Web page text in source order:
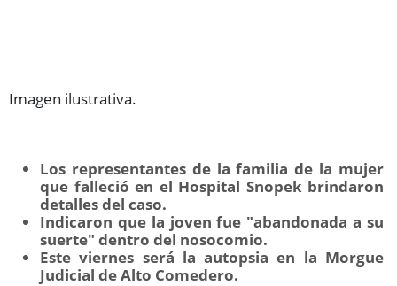
Imagen ilustrativa.
Los representantes de la familia de la mujer
que falleció en el Hospital Snopek brindaron
detalles del caso.
Indicaron que la joven fue "abandonada a su
suerte" dentro del nosocomio.
Este viernes será la autopsia en la Morgue
Judicial de Alto Comedero.